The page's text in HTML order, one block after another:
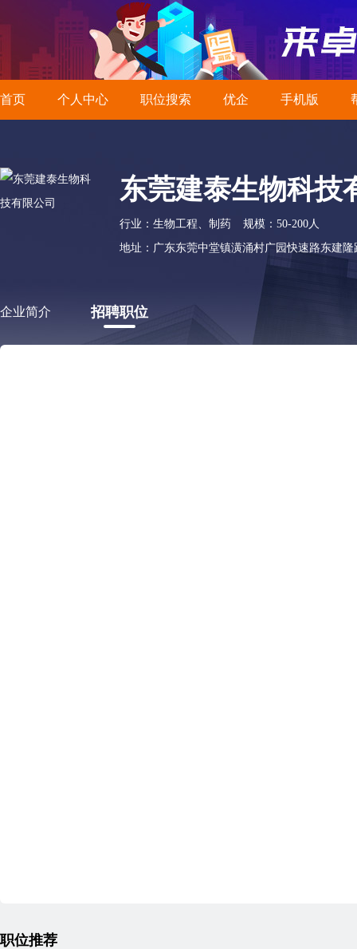
首页 个人中心 职位搜索 优企 手机版
东莞建泰生物科技
行业：生物工程、制药
规模：50-200人
地址：广东东莞中堂镇潢涌村广园快速路东建隆
企业简介 招聘职位
职位推荐